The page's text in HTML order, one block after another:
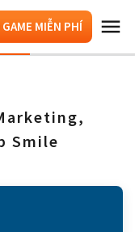
GAME MIỄN PHÍ
Smile